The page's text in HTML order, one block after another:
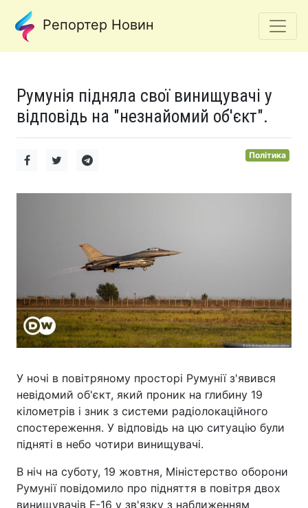
Репортер Новин
Румунія підняла свої винищувачі у
відповідь на "незнайомий об'єкт".
Політика
У ночі в повітряному просторі Румунії з'явився
невідомий об'єкт, який проник на глибину 19
кілометрів і зник з системи радіолокаційного
спостереження. У відповідь на цю ситуацію були
підняті в небо чотири винищувачі.
В ніч на суботу, 19 жовтня, Міністерство оборони
Румунії повідомило про підняття в повітря двох
винищувачів F-16 у зв'язку з наближенням